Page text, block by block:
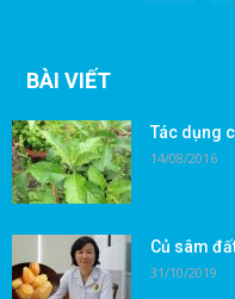
BÀI VIẾT
Tác dụng
14/08/2016
Củ sâm
31/10/2019